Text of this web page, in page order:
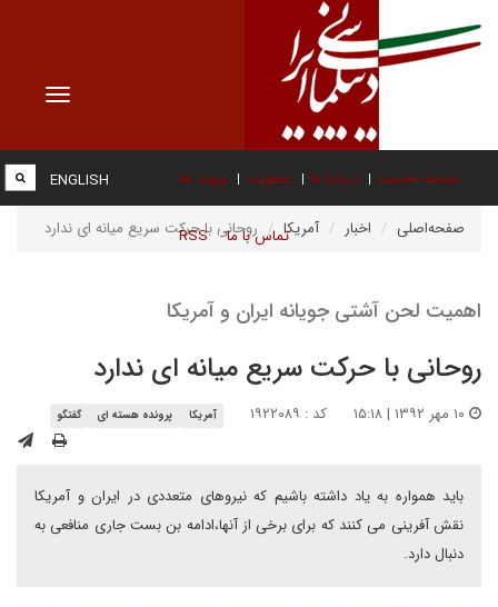
Toggle
صفحه نخست درباره ما عضویت پیوند ها
تماس با ما RSS
ENGLISH
صفحه‌اصلی اخبار آمریکا روحانی با حرکت سریع میانه ای ندارد
اهمیت لحن آشتی جویانه ایران و آمریکا
روحانی با حرکت سریع میانه ای ندارد
کد : ۱۹۲۲۰۸۹ آمریکا پرونده هسته ای گفتگو
باید همواره به یاد داشته باشیم که نیروهای متعددی در ایران و آمریکا
نقش آفرینی می کنند که برای برخی از آنها،ادامه بن بست جاری منافعی به
دنبال دارد.